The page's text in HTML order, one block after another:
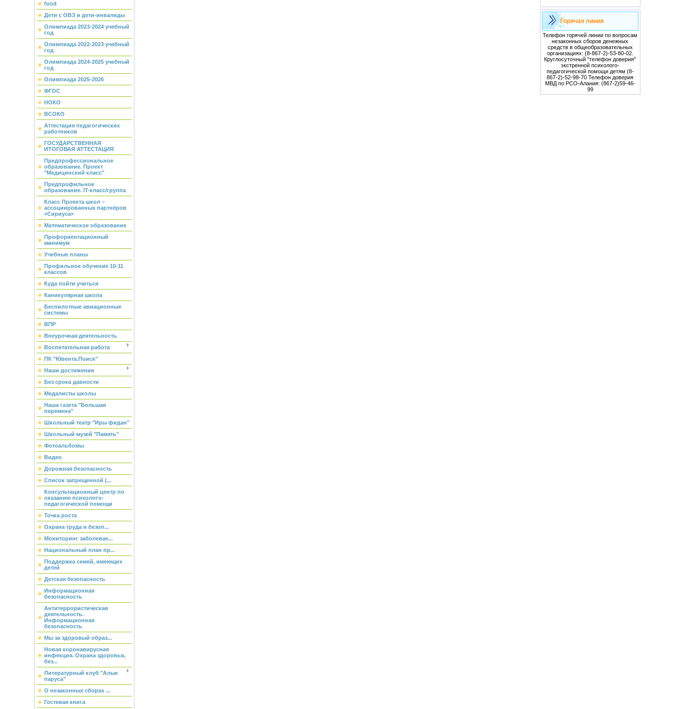
food
Дети с ОВЗ и дети-инвалиды
Олимпиада 2023-2024 учебный
год
Олимпиада 2022-2023 учебный
год
Олимпиада 2024-2025 учебный
год
Олимпиада 2025-2026
ФГОС
НОКО
ВСОКО
Аттестация педагогических
работников
ГОСУДАРСТВЕННАЯ
ИТОГОВАЯ АТТЕСТАЦИЯ
Предпрофессиональное
образование. Проект
"Медицинский класс"
Предпрофильное
образование. IT-класс/группа
Класс Проекта школ –
ассоциированных партнёров
«Сириуса»
Математическое образование
Профориентационный
минимум
Учебные планы
Профильное обучение 10-11
классов
Куда пойти учиться
Каникулярная школа
Беспилотные авиационные
системы
ВПР
Внеурочная деятельность
Воспитательная работа
ПК "Ювента.Поиск"
Наши достижения
Без срока давности
Медалисты школы
Наша газета "Большая
перемена"
Школьный театр "Иры фидан"
Школьный музей "Память"
Фотоальбомы
Видео
Дорожная безопасность
Список запрещенной (...
Консультационный центр по
оказанию психолого-
педагогической помощи
Точка роста
Охрана труда и безоп...
Мониторинг заболевае...
Национальный план пр...
Поддержка семей, имеющих
детей
Детская безопасность
Информационная
безопасность
Антитеррористическая
деятельность.
Информационная
безопасность
Мы за здоровый образ...
Новая коронавирусная
инфекция. Охрана здоровья,
без...
Литературный клуб "Алые
паруса"
О незаконных сборах ...
Гостевая книга
Горячая линия
Телефон горячей линии по вопросам
незаконных сборов денежных
средств в общеобразовательных
организациях: (8-867-2)-53-80-02.
Круглосуточный "телефон доверия"
экстренной психолого-
педагогической помощи детям (8-
867-2)-52-98-70 Телефон доверия
МВД по РСО-Алания: (867-2)59-46-
99